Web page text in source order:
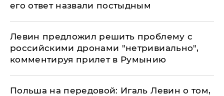
его ответ назвали постыдным
Левин предложил решить проблему с
российскими дронами "нетривиально",
комментируя прилет в Румынию
​Польша на передовой: Игаль Левин о том,